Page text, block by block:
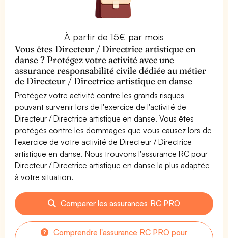
À partir de 15€ par mois
Vous êtes Directeur / Directrice artistique en
danse ? Protégez votre activité avec une
assurance responsabilité civile dédiée au métier
de Directeur / Directrice artistique en danse
Protégez votre activité contre les grands risques
pouvant survenir lors de l'exercice de l'activité de
Directeur / Directrice artistique en danse. Vous êtes
protégés contre les dommages que vous causez lors de
l'exercice de votre activité de Directeur / Directrice
artistique en danse. Nous trouvons l'assurance RC pour
Directeur / Directrice artistique en danse la plus adaptée
à votre situation.
Comparer les assurances RC PRO
Comprendre l'assurance RC PRO pour